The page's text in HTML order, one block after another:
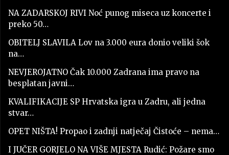
NA ZADARSKOJ RIVI Noć punog miseca uz koncerte i
preko 50…
OBITELJ SLAVILA Lov na 3.000 eura donio veliki šok
na…
NEVJEROJATNO Čak 10.000 Zadrana ima pravo na
besplatan javni…
KVALIFIKACIJE SP Hrvatska igra u Zadru, ali jedna
stvar…
OPET NIŠTA! Propao i zadnji natječaj Čistoće – nema…
I JUČER GORJELO NA VIŠE MJESTA Rudić: Požare smo